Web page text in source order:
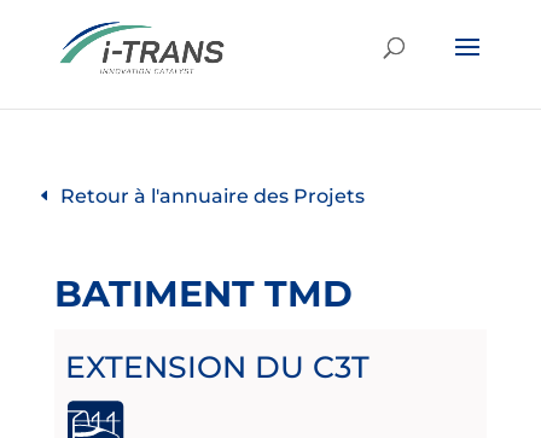
Retour à l'annuaire des Projets
BATIMENT TMD
EXTENSION DU C3T